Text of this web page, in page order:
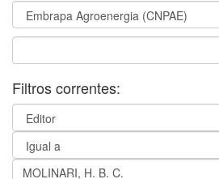
Filtros correntes: